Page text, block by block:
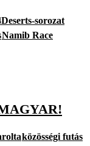
sorozat
Namib Race
közösségi futás